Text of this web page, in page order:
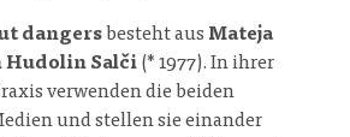
dangers besteht aus Mateja
Hudolin Salči (* 1977). In ihrer
verwenden die beiden
und stellen sie einander